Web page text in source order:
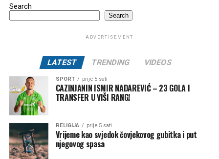
Search
Search
ADVERTISEMENT
LATEST TRENDING VIDEOS
SPORT prije 5 sati
CAZINJANIN ISMIR NADAREVIĆ – 23 GOLA I
TRANSFER U VIŠI RANG!
RELIGIJA prije 5 sati
Vrijeme kao svjedok čovjekovog gubitka i put
njegovog spasa